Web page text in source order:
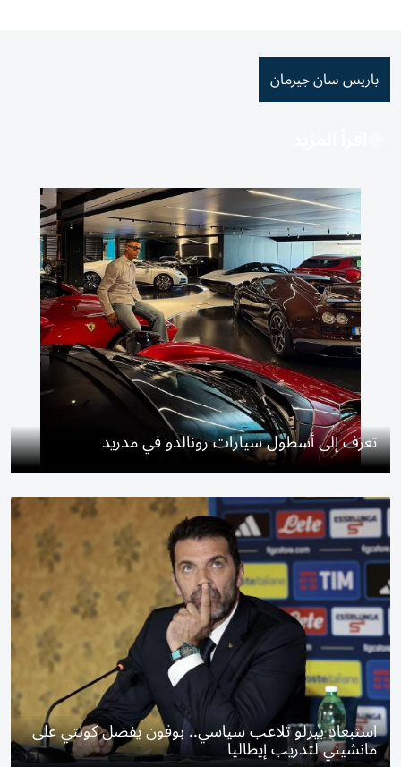
باريس سان جيرمان
تعرف إلى أسطول سيارات رونالدو في مدريد
استبعاد بيرلو تلاعب سياسي.. بوفون يفضل كونتي على
مانشيني لتدريب إيطاليا